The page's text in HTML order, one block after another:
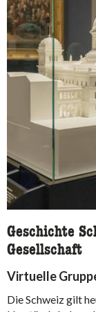
Geschichte
Gesellschaft
Virtuelle
Die Schweiz gilt